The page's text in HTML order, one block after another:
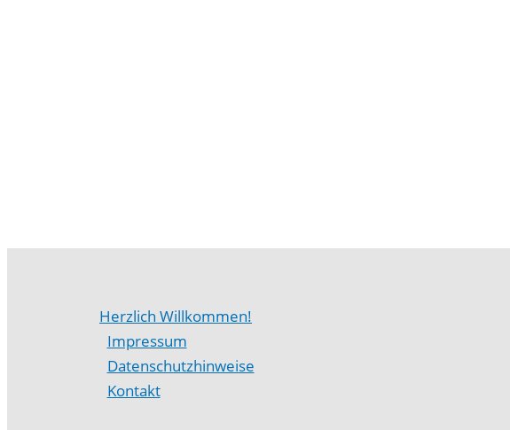
Herzlich Willkommen!
Impressum
Datenschutzhinweise
Kontakt